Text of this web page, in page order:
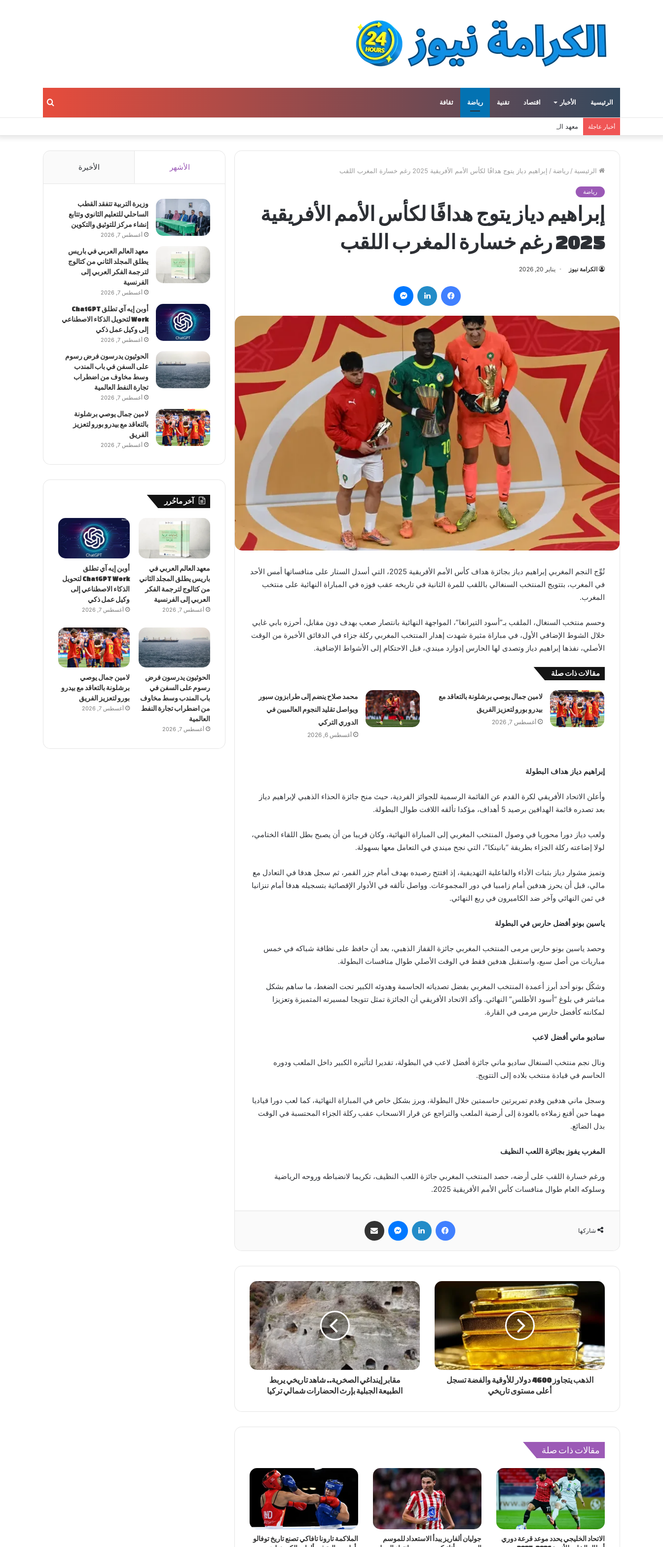
الرئيسية الأخبار اقتصاد تقنية رياضة ثقافة بحث
أخبار عاجلة معهد العالم العربي في باريس يطلق المجلد الثاني من كتالوج لترجمة الفكر العربي إلى الفرنسية
الرئيسية / رياضة / إبراهيم دياز يتوج هدافًا لكأس الأمم الأفريقية 2025 رغم خسارة المغرب اللقب
رياضة
إبراهيم دياز يتوج هدافًا لكأس الأمم الأفريقية
2025 رغم خسارة المغرب اللقب
الكرامة نيوز يناير 20, 2026
فيسبوك لينكدإن
تُوِّج النجم المغربي إبراهيم دياز بجائزة هداف كأس الأمم الأفريقية 2025، التي أسدل الستار على منافساتها أمس الأحد
في المغرب، بتتويج المنتخب السنغالي باللقب للمرة الثانية في تاريخه عقب فوزه في المباراة النهائية على منتخب
المغرب.
وحسم منتخب السنغال، الملقب بـ”أسود التيرانغا”، المواجهة النهائية بانتصار صعب بهدف دون مقابل، أحرزه بابي غايي
خلال الشوط الإضافي الأول، في مباراة مثيرة شهدت إهدار المنتخب المغربي ركلة جزاء في الدقائق الأخيرة من الوقت
الأصلي، نفذها إبراهيم دياز وتصدى لها الحارس إدوارد ميندي، قبل الاحتكام إلى الأشواط الإضافية.
مقالات ذات صلة
لامين جمال يوصي برشلونة بالتعاقد مع
بيدرو بورو لتعزيز الفريق
أغسطس 7, 2026
محمد صلاح ينضم إلى طرابزون سبور
ويواصل تقليد النجوم العالميين في
الدوري التركي
أغسطس 6, 2026
إبراهيم دياز هداف البطولة
وأعلن الاتحاد الأفريقي لكرة القدم عن القائمة الرسمية للجوائز الفردية، حيث منح جائزة الحذاء الذهبي لإبراهيم دياز
بعد تصدره قائمة الهدافين برصيد 5 أهداف، مؤكدا تألقه اللافت طوال البطولة.
ولعب دياز دورا محوريا في وصول المنتخب المغربي إلى المباراة النهائية، وكان قريبا من أن يصبح بطل اللقاء الختامي،
لولا إضاعته ركلة الجزاء بطريقة “بانينكا”، التي نجح ميندي في التعامل معها بسهولة.
وتميز مشوار دياز بثبات الأداء والفاعلية التهديفية، إذ افتتح رصيده بهدف أمام جزر القمر، ثم سجل هدفا في التعادل مع
مالي، قبل أن يحرز هدفين أمام زامبيا في دور المجموعات. وواصل تألقه في الأدوار الإقصائية بتسجيله هدفا أمام تنزانيا
في ثمن النهائي وآخر ضد الكاميرون في ربع النهائي.
ياسين بونو أفضل حارس في البطولة
وحصد ياسين بونو حارس مرمى المنتخب المغربي جائزة القفاز الذهبي، بعد أن حافظ على نظافة شباكه في خمس
مباريات من أصل سبع، واستقبل هدفين فقط في الوقت الأصلي طوال منافسات البطولة.
وشكّل بونو أحد أبرز أعمدة المنتخب المغربي بفضل تصدياته الحاسمة وهدوئه الكبير تحت الضغط، ما ساهم بشكل
مباشر في بلوغ “أسود الأطلس” النهائي. وأكد الاتحاد الأفريقي أن الجائزة تمثل تتويجا لمسيرته المتميزة وتعزيزا
لمكانته كأفضل حارس مرمى في القارة.
ساديو ماني أفضل لاعب
ونال نجم منتخب السنغال ساديو ماني جائزة أفضل لاعب في البطولة، تقديرا لتأثيره الكبير داخل الملعب ودوره
الحاسم في قيادة منتخب بلاده إلى التتويج.
وسجل ماني هدفين وقدم تمريرتين حاسمتين خلال البطولة، وبرز بشكل خاص في المباراة النهائية، كما لعب دورا قياديا
مهما حين أقنع زملاءه بالعودة إلى أرضية الملعب والتراجع عن قرار الانسحاب عقب ركلة الجزاء المحتسبة في الوقت
بدل الضائع.
المغرب يفوز بجائزة اللعب النظيف
ورغم خسارة اللقب على أرضه، حصد المنتخب المغربي جائزة اللعب النظيف، تكريما لانضباطه وروحه الرياضية
وسلوكه العام طوال منافسات كأس الأمم الأفريقية 2025.
شاركها
فيسبوك لينكدإن ماسنجر
الذهب يتجاوز 4600 دولار للأوقية والفضة تسجل
أعلى مستوى تاريخي
مقابر إينداغي الصخرية.. شاهد تاريخي يربط
الطبيعة الجبلية بإرث الحضارات شمالي تركيا
مقالات ذات صلة
الاتحاد الخليجي يحدد موعد قرعة دوري
جوليان ألفاريز يبدأ الاستعداد للموسم
الملاكمة تارونا تافاكي تصنع تاريخ توفالو
الأشهر الأخيرة
وزيرة التربية تتفقد القطب
الساحلي للتعليم الثانوي وتتابع
إنشاء مركز للتوثيق والتكوين
أغسطس 7, 2026
معهد العالم العربي في باريس
يطلق المجلد الثاني من كتالوج
لترجمة الفكر العربي إلى
الفرنسية
أغسطس 7, 2026
أوبن إيه آي تطلق ChatGPT
Work لتحويل الذكاء الاصطناعي
إلى وكيل عمل ذكي
أغسطس 7, 2026
الحوثيون يدرسون فرض رسوم
على السفن في باب المندب
وسط مخاوف من اضطراب
تجارة النفط العالمية
أغسطس 7, 2026
لامين جمال يوصي برشلونة
بالتعاقد مع بيدرو بورو لتعزيز
الفريق
أغسطس 7, 2026
آخر ماحُرر
معهد العالم العربي في
باريس يطلق المجلد الثاني
من كتالوج لترجمة الفكر
العربي إلى الفرنسية
أغسطس 7, 2026
أوبن إيه آي تطلق
ChatGPT Work لتحويل
الذكاء الاصطناعي إلى
وكيل عمل ذكي
أغسطس 7, 2026
الحوثيون يدرسون فرض
رسوم على السفن في
باب المندب وسط مخاوف
من اضطراب تجارة النفط
العالمية
أغسطس 7, 2026
لامين جمال يوصي
برشلونة بالتعاقد مع بيدرو
بورو لتعزيز الفريق
أغسطس 7, 2026